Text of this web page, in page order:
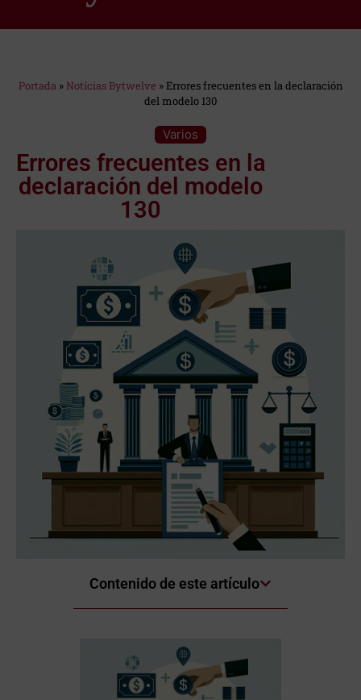
Portada»Notícias Bytwelve »Errores frecuentes en la declaración
del modelo 130
Varios
Errores frecuentes en la
declaración del modelo
130
Contenido de este artículo